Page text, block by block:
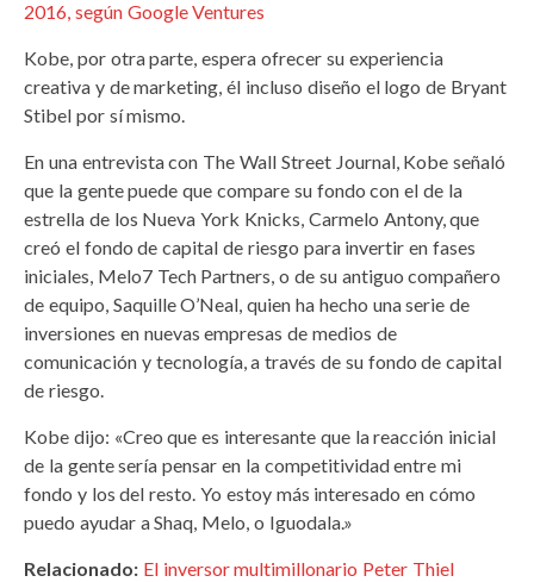
2016, según Google Ventures
Kobe, por otra parte, espera ofrecer su experiencia
creativa y de marketing, él incluso diseño el logo de Bryant
Stibel por sí mismo.
En una entrevista con The Wall Street Journal, Kobe señaló
que la gente puede que compare su fondo con el de la
estrella de los Nueva York Knicks, Carmelo Antony, que
creó el fondo de capital de riesgo para invertir en fases
iniciales, Melo7 Tech Partners, o de su antiguo compañero
de equipo, Saquille O’Neal, quien ha hecho una serie de
inversiones en nuevas empresas de medios de
comunicación y tecnología, a través de su fondo de capital
de riesgo.
Kobe dijo: «Creo que es interesante que la reacción inicial
de la gente sería pensar en la competitividad entre mi
fondo y los del resto. Yo estoy más interesado en cómo
puedo ayudar a Shaq, Melo, o Iguodala.»
Relacionado: El inversor multimillonario Peter Thiel